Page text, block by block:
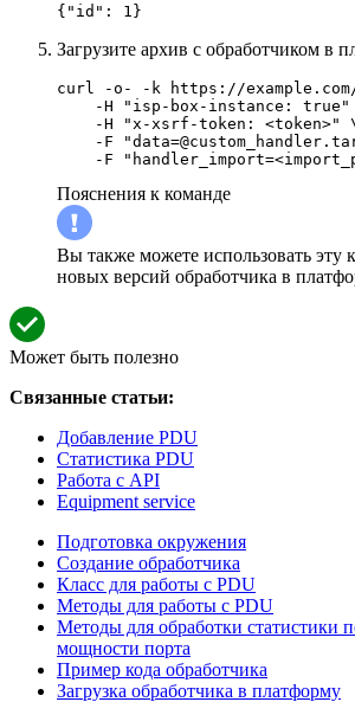
{"id": 1}
Загрузите архив с обработчиком в
curl -o- -k https://example.com/
-H "isp-box-instance: true"
-H "x-xsrf-token: <token>"
-F
-F
Пояснения к команде
Вы также можете использовать эту
новых версий обработчика в
Может быть полезно
Связанные статьи:
Добавление PDU
Статистика PDU
Работа с API
Equipment service
Подготовка окружения
Создание обработчика
Класс для работы с PDU
Методы для работы с PDU
Методы для обработки статистики
мощности порта
Пример кода обработчика
Загрузка обработчика в платформу